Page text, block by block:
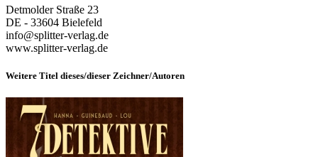
Detmolder Straße 23
DE - 33604 Bielefeld
info@splitter-verlag.de
www.splitter-verlag.de
Weitere Titel dieses/dieser Zeichner/Autoren